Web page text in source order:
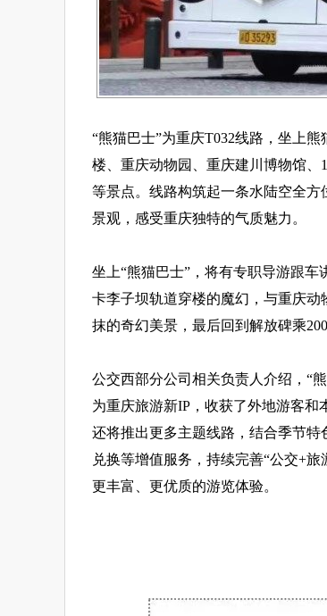
“熊猫巴士”为重庆T032线路，坐上
楼、重庆动物园、重庆建川博物馆、
等景点。线路构筑起一条水陆空全
景观，感受重庆独特的气质魅力。
坐上“熊猫巴士”，将有专职导游跟
卡李子坝轨道穿楼的魔幻，与重庆
抹的奇幻美景，最后回到解放碑乘
公交西部分公司相关负责人介绍，“
为重庆旅游新IP，收获了外地游客和
还将推出更多主题线路，结合季节
兑换等增值服务，持续完善“公交+
更丰富、更优质的游览体验。